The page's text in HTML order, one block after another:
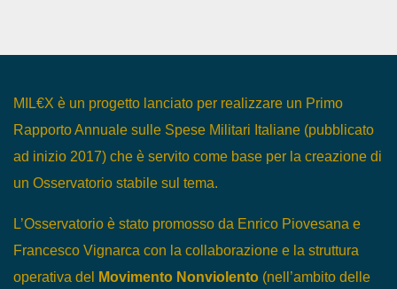
MIL€X è un progetto lanciato per realizzare un Primo
Rapporto Annuale sulle Spese Militari Italiane (pubblicato
ad inizio 2017) che è servito come base per la creazione di
un Osservatorio stabile sul tema.
L’Osservatorio è stato promosso da Enrico Piovesana e
Francesco Vignarca con la collaborazione e la struttura
operativa del
Movimento Nonviolento (nell’ambito delle